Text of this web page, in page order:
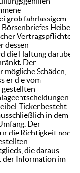
grob fahrlässigem
Heibel-
Vertragspflichten
dessen
die Haftung darüber
Der
Schäden,
er die vom
gestellten
Ticker besteht
in dem
Der
die Richtigkeit noch
die daraus
der Information im